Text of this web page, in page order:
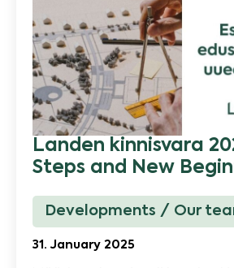
Landen kinnisvara
Steps and New
31. January 2025
Developments Our